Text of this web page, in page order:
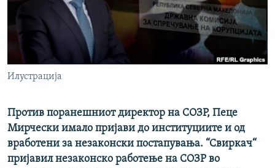
РСЕ веб страници
Илустрација
Против поранешниот директор на СОЗР, Пеце
Мирчески имало пријави до институциите и од
вработени за незаконски постапувања. “Свиркач“
пријавил незаконско работење на СОЗР во